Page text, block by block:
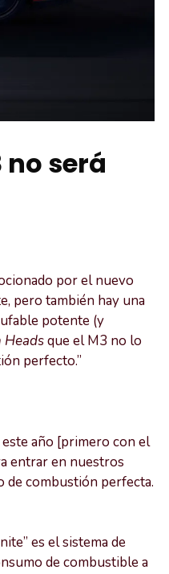
será
por el nuevo
pero también hay una
potente (y
Headsque el M3 no lo
perfecto.”
año [primero con el
entrar en nuestros
de combustión perfecta.
es el sistema de
de combustible a